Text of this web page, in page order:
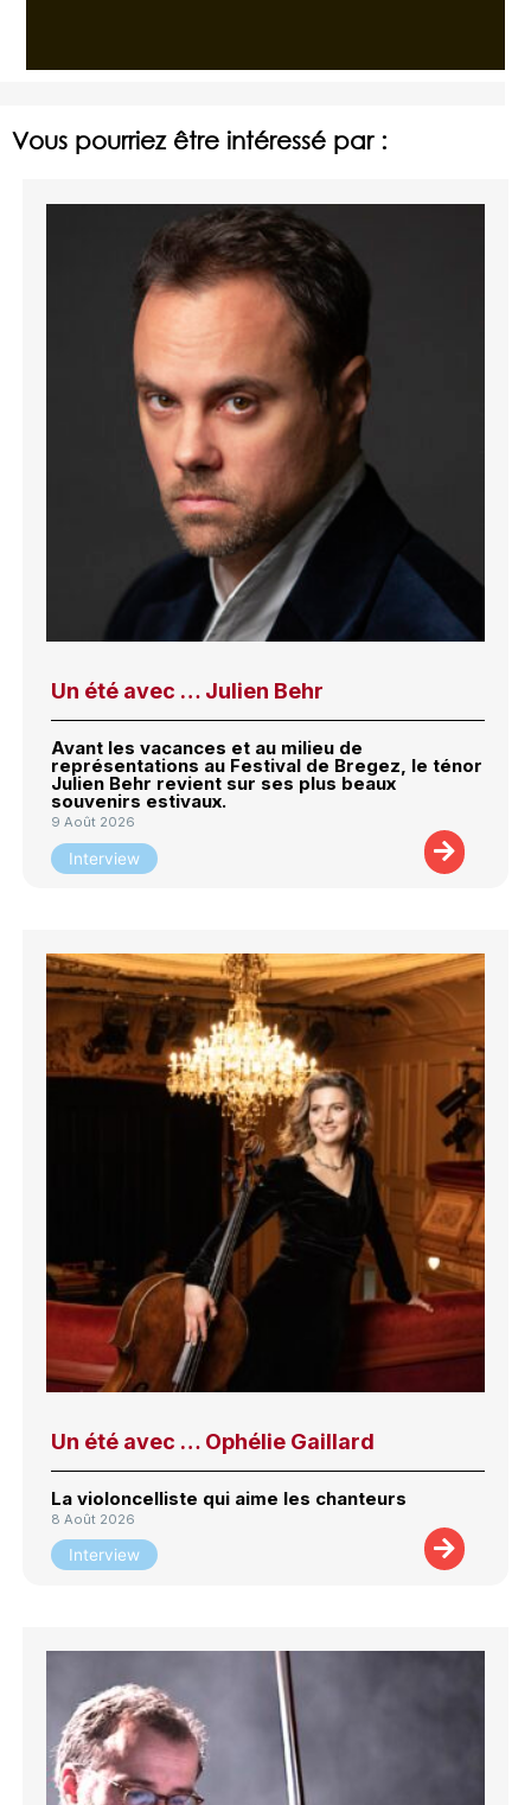
Vous pourriez être intéressé par :
Un été avec … Julien Behr
Avant les vacances et au milieu de
représentations au Festival de Bregez, le ténor
Julien Behr revient sur ses plus beaux
souvenirs estivaux.
9 Août 2026
Interview
Un été avec … Ophélie Gaillard
La violoncelliste qui aime les chanteurs
8 Août 2026
Interview